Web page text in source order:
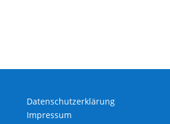
Datenschutzerklärung
Impressum